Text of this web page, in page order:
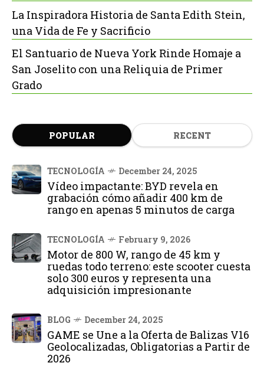
La Inspiradora Historia de Santa Edith Stein,
una Vida de Fe y Sacrificio
El Santuario de Nueva York Rinde Homaje a
San Joselito con una Reliquia de Primer
Grado
POPULAR RECENT
TECNOLOGÍA December 24, 2025
Vídeo impactante: BYD revela en
grabación cómo añadir 400 km de
rango en apenas 5 minutos de carga
TECNOLOGÍA February 9, 2026
Motor de 800 W, rango de 45 km y
ruedas todo terreno: este scooter cuesta
solo 300 euros y representa una
adquisición impresionante
BLOG December 24, 2025
GAME se Une a la Oferta de Balizas V16
Geolocalizadas, Obligatorias a Partir de
2026